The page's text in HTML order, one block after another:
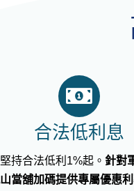
合法低利息
堅持合法低利1%起。 針對
當舖加碼提供專屬優惠